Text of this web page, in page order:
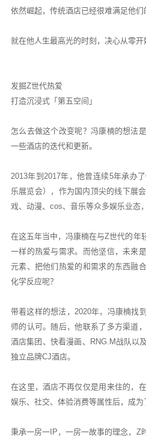
依然崛起，传统酒店已经很难满足他们
就在他人生最高光的时刻，决心从零开
发掘Z世代热爱
打造沉浸式「第五空间」
怎么去做这个改变呢？冯康楠的想法
一些酒店的迭代和更新。
2013年到2017年，他曾连续5年承办
乐展览会），作为国内顶尖的线下展
戏、动漫、cos、音乐等众多娱乐业态
在这五年当中，冯康楠在与Z世代的年
一样的热爱与需求。而他坚信，未来
元素、把他们热爱的和需求的东西融
化学反应呢？
带着这样的想法，2020年，冯康楠找
师的认可。随后，他联系了多方渠道
酒店集团、快看漫画、RNG.M战队以
独立品牌CJ酒店。
在这里，酒店不再仅仅是用来住的，
娱乐、社交、体验消费等属性后，成为
秉承一房一IP，一房一故事的理念，Z